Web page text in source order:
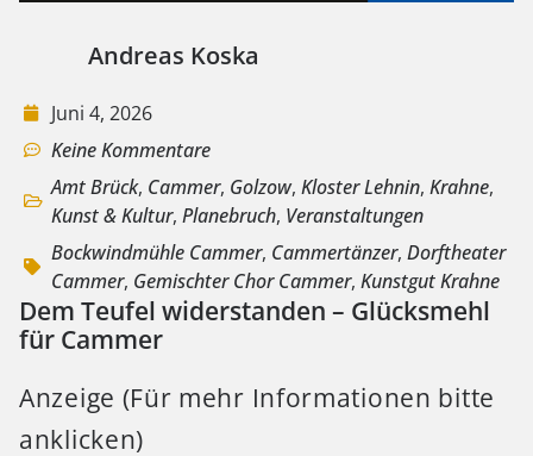
Andreas Koska
Juni 4, 2026
Keine Kommentare
Amt Brück, Cammer, Golzow, Kloster Lehnin, Krahne,
Kunst & Kultur, Planebruch, Veranstaltungen
Bockwindmühle Cammer, Cammertänzer, Dorftheater
Cammer, Gemischter Chor Cammer, Kunstgut Krahne
Dem Teufel widerstanden – Glücksmehl
für Cammer
Anzeige (Für mehr Informationen bitte
anklicken)